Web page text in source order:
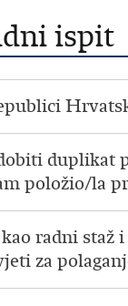
ispit
duplikat
položio/la
radni staž
za